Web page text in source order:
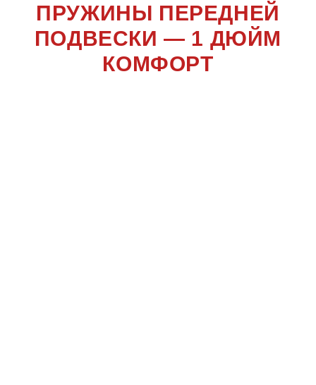
ПРУЖИНЫ ПЕРЕДНЕЙ
ПОДВЕСКИ — 1 ДЮЙМ
КОМФОРТ